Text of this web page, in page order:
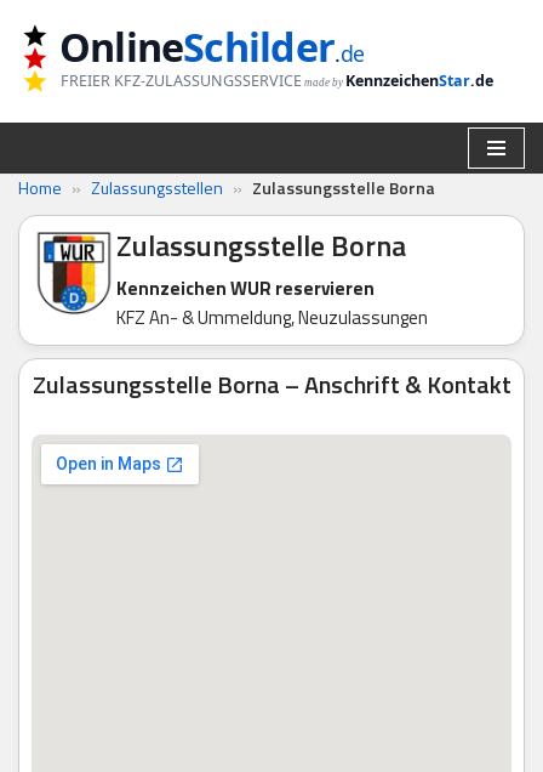
Zum
Inhalt
springen
OnlineSchilder.de
FREIER KFZ-ZULASSUNGSSERVICE made by KennzeichenStar.de
Home » Zulassungsstellen » Zulassungsstelle Borna
Zulassungsstelle Borna
Kennzeichen WUR reservieren
KFZ An- & Ummeldung, Neuzulassungen
Zulassungsstelle Borna – Anschrift & Kontakt